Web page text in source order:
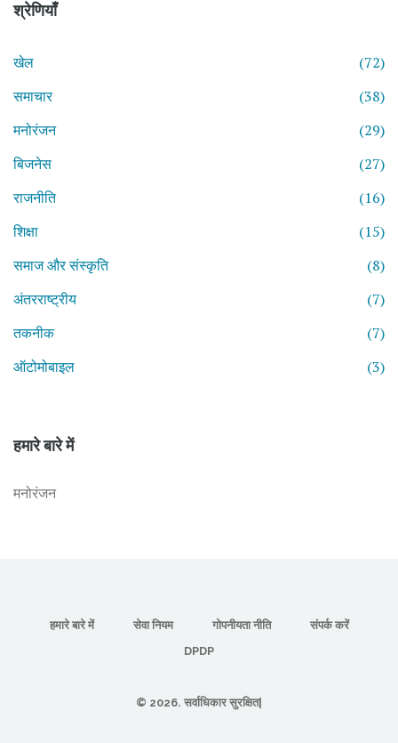
श्रेणियाँ
खेल
(72)
समाचार
(38)
मनोरंजन
(29)
बिजनेस
(27)
राजनीति
(16)
शिक्षा
(15)
समाज और संस्कृति
(8)
अंतरराष्ट्रीय
(7)
तकनीक
(7)
ऑटोमोबाइल
(3)
हमारे बारे में
मनोरंजन
हमारे बारे में सेवा नियम गोपनीयता नीति
संपर्क करें
DPDP
© 2026. सर्वाधिकार सुरक्षित|